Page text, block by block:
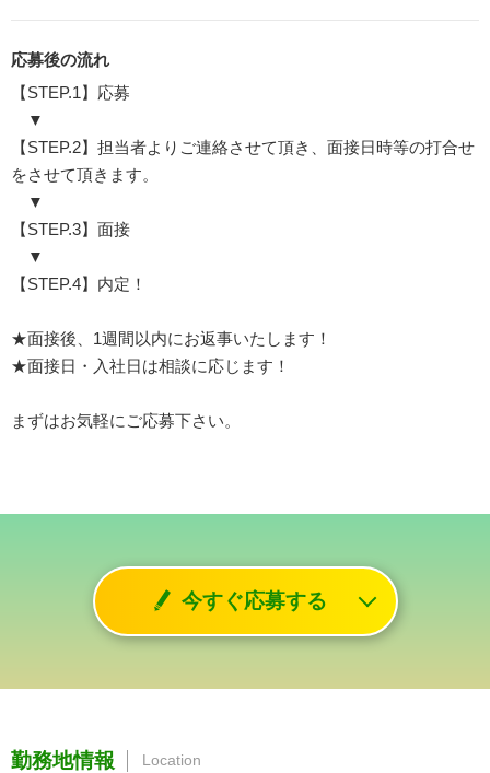
応募後の流れ
【STEP.1】応募
▼
【STEP.2】担当者よりご連絡させて頂き、面接日時等の打合せ
をさせて頂きます。
▼
【STEP.3】面接
▼
【STEP.4】内定！
★面接後、1週間以内にお返事いたします！
★面接日・入社日は相談に応じます！
まずはお気軽にご応募下さい。
今すぐ応募する
勤務地情報 Location